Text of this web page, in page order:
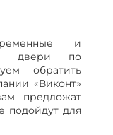
и
двери по
обратить
«Виконт»
предложат
подойдут для